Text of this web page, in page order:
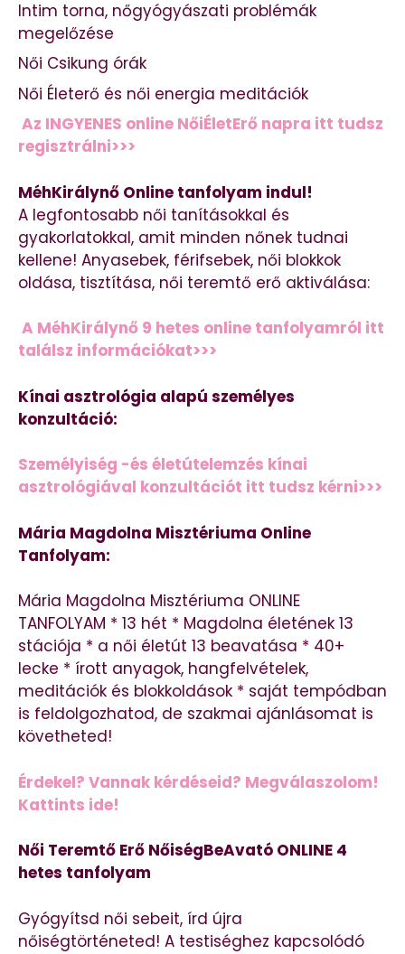
Intim torna, nőgyógyászati problémák
megelőzése
Női Csikung órák
Női Életerő és női energia meditációk
Az INGYENES online NőiÉletErő napra itt tudsz
regisztrálni>>>
MéhKirálynő Online tanfolyam indul!
A legfontosabb női tanításokkal és
gyakorlatokkal, amit minden nőnek tudnai
kellene! Anyasebek, férifsebek, női blokkok
oldása, tisztítása, női teremtő erő aktiválása:
A MéhKirálynő 9 hetes online tanfolyamról itt
találsz információkat>>>
Kínai asztrológia alapú személyes
konzultáció:
Személyiség -és életútelemzés kínai
asztrológiával konzultációt itt tudsz kérni>>>
Mária Magdolna Misztériuma Online
Tanfolyam:
Mária Magdolna Misztériuma ONLINE
TANFOLYAM * 13 hét * Magdolna életének 13
stációja * a női életút 13 beavatása * 40+
lecke * írott anyagok, hangfelvételek,
meditációk és blokkoldások * saját tempódban
is feldolgozhatod, de szakmai ajánlásomat is
követheted!
Érdekel? Vannak kérdéseid? Megválaszolom!
Kattints ide!
Női Teremtő Erő NőiségBeAvató ONLINE 4
hetes tanfolyam
Gyógyítsd női sebeit, írd újra
nőiségtörténeted! A testiséghez kapcsolódó